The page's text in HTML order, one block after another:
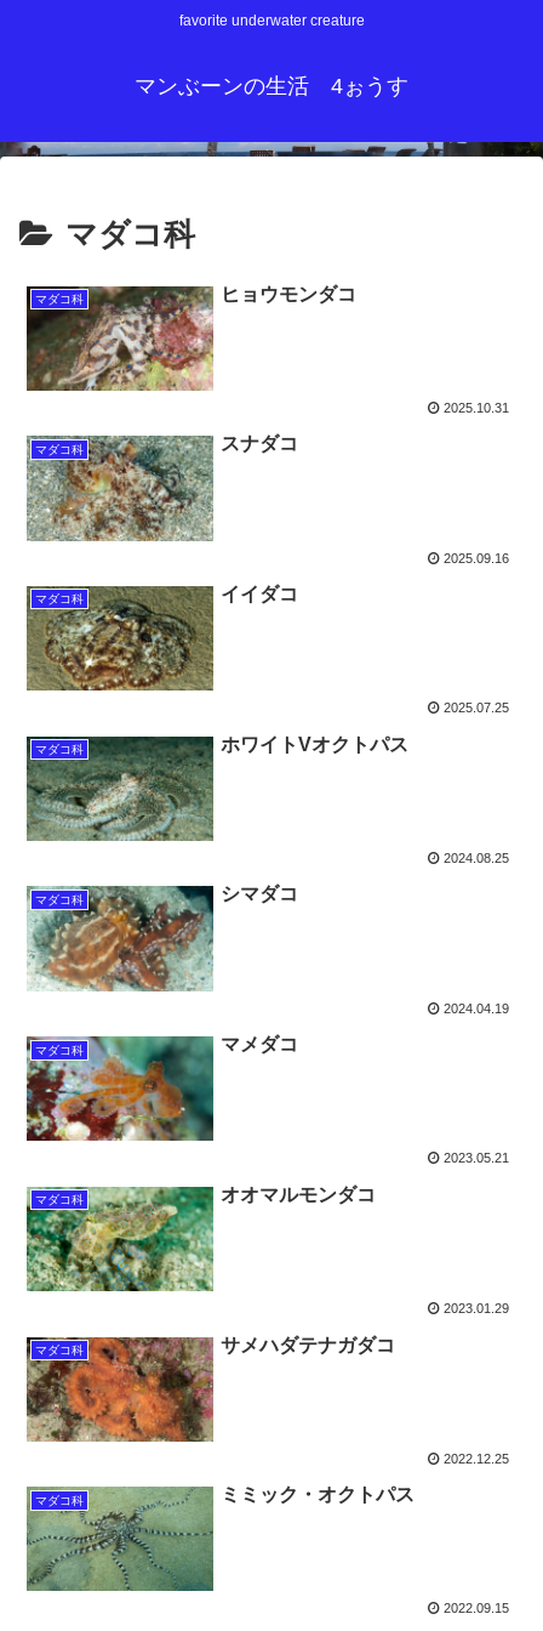
favorite underwater creature
マンぶーンの生活 4ぉうす
マダコ科
マダコ科 ヒョウモンダコ
2025.10.31
マダコ科 スナダコ
2025.09.16
マダコ科 イイダコ
2025.07.25
マダコ科 ホワイトVオクトパス
2024.08.25
マダコ科 シマダコ
2024.04.19
マダコ科 マメダコ
2023.05.21
マダコ科 オオマルモンダコ
2023.01.29
マダコ科 サメハダテナガダコ
2022.12.25
マダコ科 ミミック・オクトパス
2022.09.15